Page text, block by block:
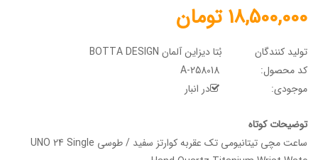
18,500,000 تومان
تولید کنندگان
بُتا دیزاین آلمان BOTTA DESIGN
کد محصول:
موجودی:
در انبار
توضیحات کوتاه
ساعت مچی تیتانیومی تک عقربه کوارتز سفید / طوسی UNO 24 Single